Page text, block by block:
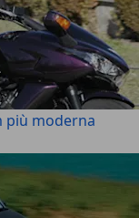
più moderna